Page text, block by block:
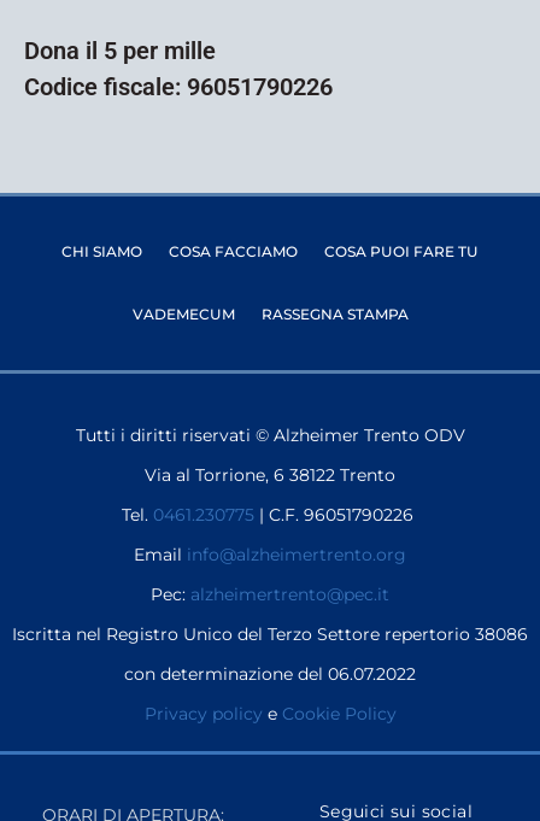
Dona il 5 per mille
Codice fiscale: 96051790226
CHI SIAMO COSA FACCIAMO COSA PUOI FARE TU
VADEMECUM RASSEGNA STAMPA
Tutti i diritti riservati © Alzheimer Trento ODV
Via al Torrione, 6 38122 Trento
Tel. 0461.230775 | C.F. 96051790226
Email info@alzheimertrento.org
Pec: alzheimertrento@pec.it
Iscritta nel Registro Unico del Terzo Settore repertorio 38086
con determinazione del 06.07.2022
Privacy policy e Cookie Policy
ORARI DI APERTURA: Seguici sui social